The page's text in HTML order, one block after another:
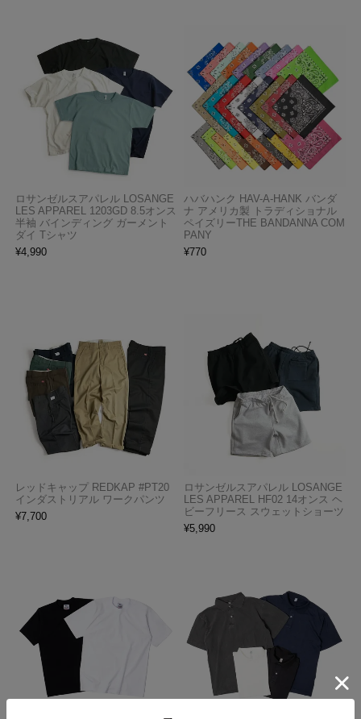
ロサンゼルスアパレル LOSANGE
LES APPAREL 1203GD 8.5オンス
半袖 バインディング ガーメント
ダイ Tシャツ
¥4,990
ハバハンク HAV-A-HANK バンダ
ナ アメリカ製 トラディショナル
ペイズリーTHE BANDANNA COM
PANY
¥770
レッドキャップ REDKAP #PT20
インダストリアル ワークパンツ
¥7,700
ロサンゼルスアパレル LOSANGE
LES APPAREL HF02 14オンス ヘ
ビーフリース スウェットショーツ
¥5,990